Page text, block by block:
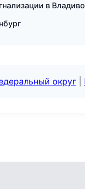
в
округ